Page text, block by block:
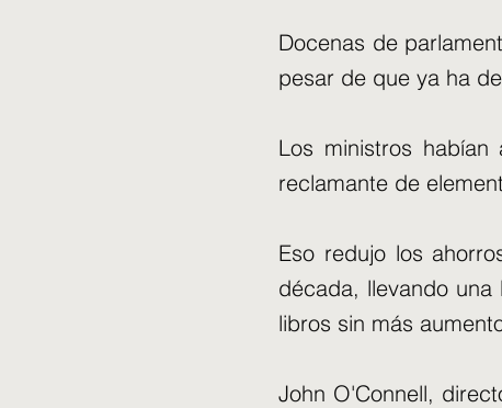
Docenas de
pesar de que ya ha
Los ministros
reclamante de
Eso redujo los
década, llevando
libros sin más
John O'Connell,